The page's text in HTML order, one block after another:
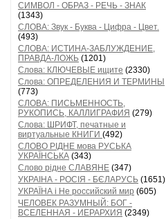
СИМВОЛ - ОБРАЗ - РЕЧЬ - ЗНАК
(1343)
СЛОВА: Звук - Буква - Цифра - Цвет.
(493)
СЛОВА: ИСТИНА-ЗАБЛУЖДЕНИЕ,
ПРАВДА-ЛОЖЬ (1201)
Слова: КЛЮЧЕВЫЕ ищите (2330)
Слова: ОПРЕДЕЛЕНИЯ И ТЕРМИНЫ
(773)
СЛОВА: ПИСЬМЕННОСТЬ,
РУКОПИСЬ, КАЛЛИГРАФИЯ (279)
Слова: ШРИФТ, печатные и
виртуальные КНИГИ (492)
СЛОВО РІДНЕ мова РУСЬКА
УКРАЇНСЬКА (343)
Слово рідне СЛАВЯНЕ (347)
УКРАІНА - РОСІЯ - БЄЛАРУСЬ (1651)
УКРАЇНА і Не российский мир (605)
ЧЕЛОВЕК РАЗУМНЫЙ: БОГ -
ВСЕЛЕННАЯ - ИЕРАРХИЯ (2349)